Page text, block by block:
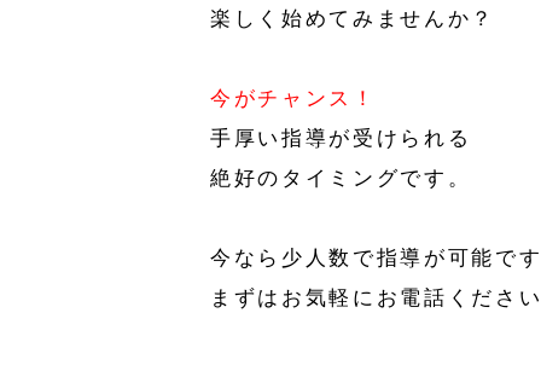
楽しく始めてみませんか？
今がチャンス！
手厚い指導が受けられる
絶好のタイミングです。
今なら少人数で指導が可能で
まずはお気軽にお電話くださ